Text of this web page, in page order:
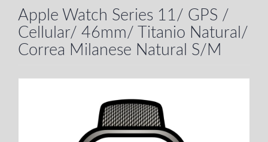
Apple Watch Series 11/ GPS /
Cellular/ 46mm/ Titanio Natural/
Correa Milanese Natural S/M